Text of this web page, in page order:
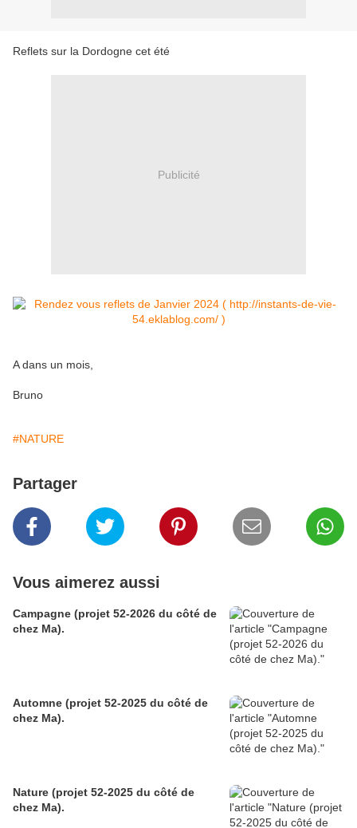
Reflets sur la Dordogne cet été
Publicité
A dans un mois,
Bruno
#NATURE
Partager
Vous aimerez aussi
Campagne (projet 52-2026 du côté de
chez Ma).
Automne (projet 52-2025 du côté de
chez Ma).
Nature (projet 52-2025 du côté de
chez Ma).